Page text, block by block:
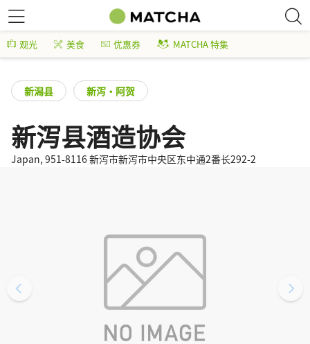
观光 美食 优惠券 MATCHA 特集
新潟县 新泻・阿贺
新泻县酒造协会
Japan, 951-8116 新泻市新泻市中央区东中通2番长292-2